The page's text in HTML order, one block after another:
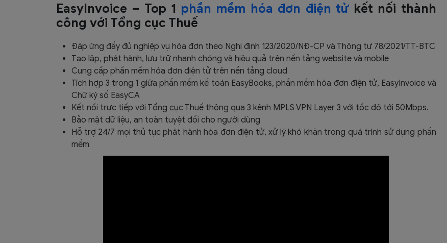
EasyInvoice – Top 1 phần mềm hóa đơn điện tửkết nối thành
công với Tổng cục Thuế
Đáp ứng đầy đủ nghiệp vụ hóa đơn theo Nghị định 123/2020/NĐ-CP và Thông tư 78/2021/TT-BTC
Tạo lập, phát hành, lưu trữ nhanh chóng và hiệu quả trên nền tảng website và mobile
Cung cấp phần mềm hóa đơn điện tử trên nền tảng cloud
Tích hợp 3 trong 1 giữa phần mềm kế toán EasyBooks, phần mềm hóa đơn điện tử, EasyInvoice và
Chữ ký số EasyCA
Kết nối trực tiếp với Tổng cục Thuế thông qua 3 kênh MPLS VPN Layer 3 với tốc độ tới 50Mbps.
Bảo mật dữ liệu, an toàn tuyệt đối cho người dùng
Hỗ trợ 24/7 mọi thủ tục phát hành hóa đơn điện tử, xử lý khó khăn trong quá trình sử dụng phần
mềm